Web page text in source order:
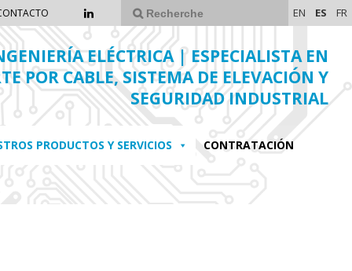
EN ES FR
ELÉCTRICA | ESPECIALISTA EN
POR CABLE, SISTEMA DE ELEVACIÓN Y
SEGURIDAD INDUSTRIAL
PRODUCTOS Y SERVICIOS CONTRATACIÓN